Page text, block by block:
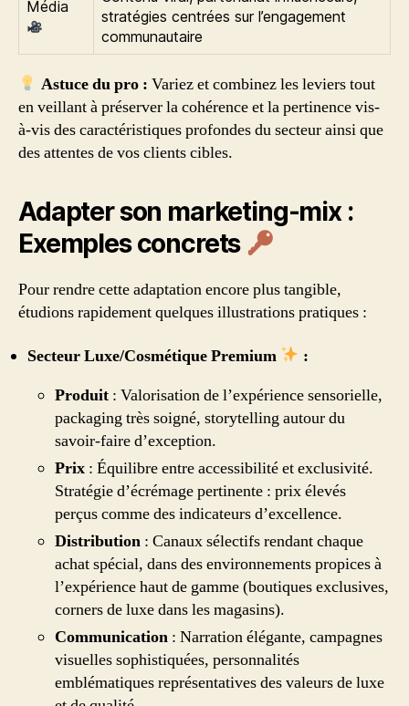
Média
stratégies centrées sur l’engagement
communautaire
Astuce du pro : Variez et combinez les leviers tout
en veillant à préserver la cohérence et la pertinence vis-
à-vis des caractéristiques profondes du secteur ainsi que
des attentes de vos clients cibles.
Adapter son marketing-mix :
Exemples concrets
Pour rendre cette adaptation encore plus tangible,
étudions rapidement quelques illustrations pratiques :
Secteur Luxe/Cosmétique Premium
:
Produit : Valorisation de l’expérience sensorielle,
packaging très soigné, storytelling autour du
savoir-faire d’exception.
Prix : Équilibre entre accessibilité et exclusivité.
Stratégie d’écrémage pertinente : prix élevés
perçus comme des indicateurs d’excellence.
Distribution : Canaux sélectifs rendant chaque
achat spécial, dans des environnements propices à
l’expérience haut de gamme (boutiques exclusives,
corners de luxe dans les magasins).
Communication : Narration élégante, campagnes
visuelles sophistiquées, personnalités
emblématiques représentatives des valeurs de luxe